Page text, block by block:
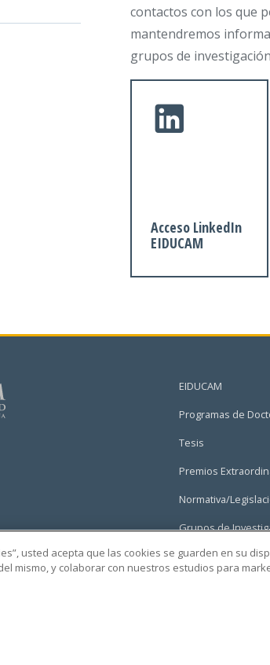
contactos con los que
mantendremos
grupos de
Acceso LinkedIn
EIDUCAM
EIDUCAM
Programas de
Tesis
Premios
Normativa/
Grupos de
usted acepta que las cookies se guarden en su
mismo, y colaborar con nuestros estudios para